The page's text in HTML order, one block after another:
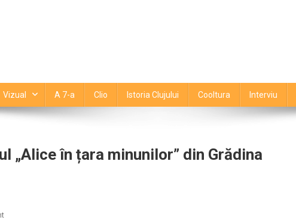
Vizual A 7-a Clio Istoria Clujului Cooltura Interviu
„Alice în țara minunilor” din Grădina
on